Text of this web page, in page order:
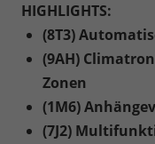
HIGHLIGHTS:
(8T3)
(9AH)
Zonen
(1M6)
(7J2)